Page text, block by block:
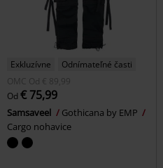
Exkluzívne
Odnímateľné časti
OMC Od € 89,99
Od € 75,99
Samsaveel
Gothicana by EMP
Cargo nohavice